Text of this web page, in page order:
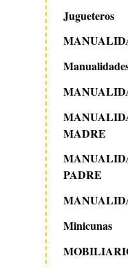
Jugueteros
MADRE
PADRE
Minicunas